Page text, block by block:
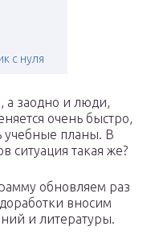
с нуля
а заодно и люди,
очень быстро,
учебные планы. В
ситуация такая же?
обновляем раз
вносим
и литературы.